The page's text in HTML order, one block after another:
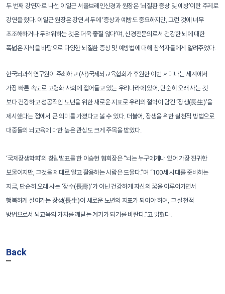
두 번째 강연자로 나선 이일근 서울브레인신경과 원장은 ‘뇌질환 증상 및 예방’이란 주제로
강연을 했다. 이일근 원장은 강연 서두에 ‘증상과 예방도 중요하지만, 그런 것에 너무
초조해하거나 두려워하는 것은 더욱 좋질 않다’며, 신경전문의로서 건강한 뇌에 대한
폭넓은 지식을 바탕으로 다양한 뇌질환 증상 및 예방법에 대해 참석자들에게 알려주었다.
한국뇌과학연구원이 주최하고 (사)국제뇌교육협회가 후원한 이번 세미나는 세계에서
가장 빠른 속도로 고령화 사회에 접어들고 있는 우리나라에 있어, 단순히 오래 사는 것
보다 건강하고 성공적인 노년을 위한 새로운 지표로 우리의 철학이 담긴 ‘장생(長生)’을
제시했다는 점에서 큰 의미를 가졌다고 볼 수 있다. 더불어, 장생을 위한 실천적 방법으로
대중들의 뇌교육에 대한 높은 관심도 크게 주목을 받았다.
‘국제장생학회’의 창립발표를 한 이승헌 협회장은 “뇌는 누구에게나 있어 가장 진귀한
보물이지만, 그것을 제대로 알고 활용하는 사람은 드물다.”며 “100세 시대를 준비하는
지금, 단순히 오래 사는 ‘장수(長壽)’가 아닌 건강하게 자신의 꿈을 이루어가면서
행복하게 살아가는 장생(長生)이 새로운 노년의 지표가 되어야 하며, 그 실천적
방법으로서 뇌교육의 가치를 깨닫는 계기가 되기를 바란다.”고 밝혔다.
Back